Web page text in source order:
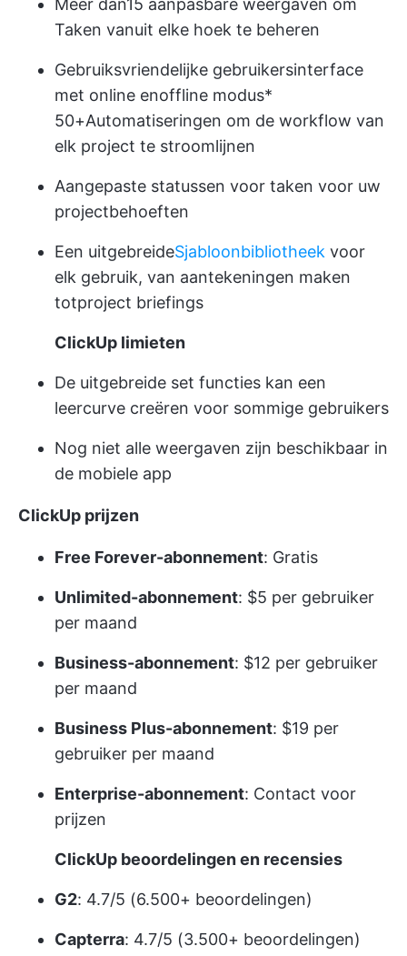
Taken vanuit elke hoek te beheren
Gebruiksvriendelijke gebruikersinterface
met online enoffline modus*
50+Automatiseringen om de workflow van
elk project te stroomlijnen
Aangepaste statussen voor taken voor uw
projectbehoeften
Een uitgebreideSjabloonbibliotheek voor
elk gebruik, van aantekeningen maken
totproject briefings
ClickUp limieten
De uitgebreide set functies kan een
leercurve creëren voor sommige gebruikers
Nog niet alle weergaven zijn beschikbaar in
de mobiele app
ClickUp prijzen
Free Forever-abonnement: Gratis
Unlimited-abonnement: $5 per gebruiker
per maand
Business-abonnement: $12 per gebruiker
per maand
Business Plus-abonnement: $19 per
gebruiker per maand
Enterprise-abonnement: Contact voor
prijzen
ClickUp beoordelingen en recensies
G2: 4.7/5 (6.500+ beoordelingen)
Capterra: 4.7/5 (3.500+ beoordelingen)